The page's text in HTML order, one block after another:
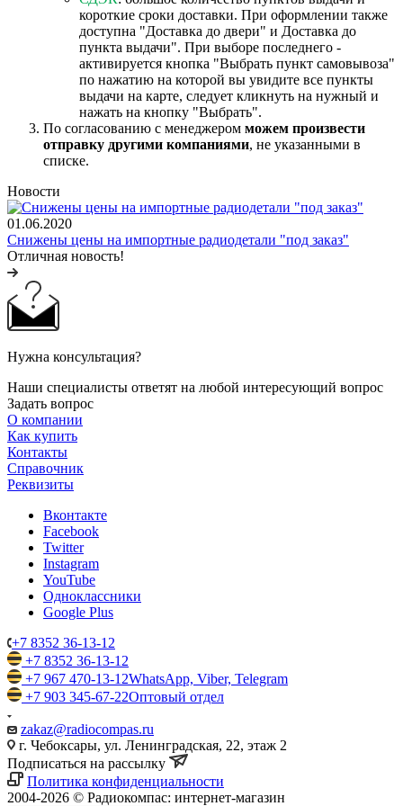
короткие сроки доставки. При оформлении также
доступна "Доставка до двери" и Доставка до
пункта выдачи". При выборе последнего -
активируется кнопка "Выбрать пункт самовывоза"
по нажатию на которой вы увидите все пункты
выдачи на карте, следует кликнуть на нужный и
нажать на кнопку "Выбрать".
По согласованию с менеджером можем произвести
отправку другими компаниями, не указанными в
списке.
Новости
01.06.2020
Снижены цены на импортные радиодетали "под заказ"
Отличная новость!
Нужна консультация?
Наши специалисты ответят на любой интересующий вопрос
Задать вопрос
О компании
Как купить
Контакты
Справочник
Реквизиты
Вконтакте
Facebook
Twitter
Instagram
YouTube
Одноклассники
Google Plus
+7 8352 36-13-12
+7 8352 36-13-12
+7 967 470-13-12WhatsApp, Viber, Telegram
+7 903 345-67-22Оптовый отдел
zakaz@radiocompas.ru
г. Чебоксары, ул. Ленинградская, 22, этаж 2
Подписаться на рассылку
Политика конфиденциальности
2004-2026 © Радиокомпас: интернет-магазин